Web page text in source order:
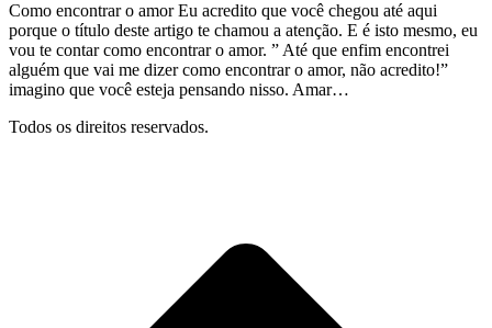
Como encontrar o amor Eu acredito que você chegou até aqui
porque o título deste artigo te chamou a atenção. E é isto mesmo, eu
vou te contar como encontrar o amor. ” Até que enfim encontrei
alguém que vai me dizer como encontrar o amor, não acredito!”
imagino que você esteja pensando nisso. Amar…
Todos os direitos reservados.